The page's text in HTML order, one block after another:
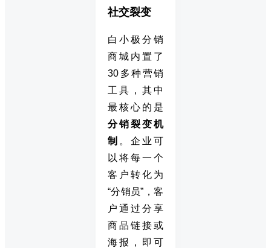
社交裂变
白小极分销
商城内置了
30多种营销
工具，其中
最核心的是
分销裂变机
制 。企业可
以将每一个
客户转化为
“分销员”，客
户通过分享
商品链接或
海报，即可